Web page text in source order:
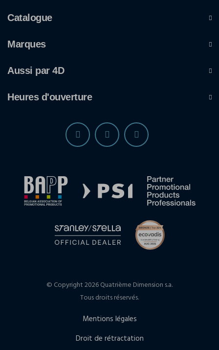
Catalogue
Marques
Aussi par 4D
Heures d'ouverture
© Copyright 2026 Quatrième Dimension s.a.
Tous droits réservés.
Mentions légales
Droit de rétractation